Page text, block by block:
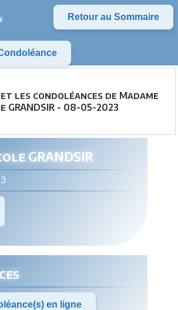
Retour au Sommaire
et les condoléances de Madame
GRANDSIR - 08-05-2023
GRANDSIR
en ligne